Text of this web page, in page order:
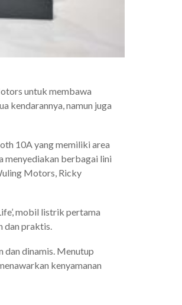
untuk membawa
kendarannya, namun juga
10A yang memiliki area
menyediakan berbagai lini
Motors, Ricky
mobil listrik pertama
dan praktis.
dan dinamis. Menutup
kenyamanan